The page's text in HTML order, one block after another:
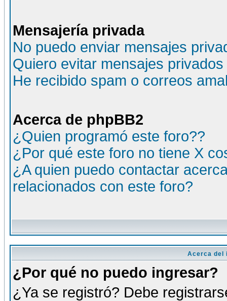
Mensajería privada
No puedo enviar mensajes
Quiero evitar mensajes
He recibido spam o correos
Acerca de phpBB2
¿Quien programó este foro??
¿Por qué este foro no tiene X
¿A quien puedo contactar
relacionados con este foro?
Acerca del
¿Por qué no puedo ingresar?
¿Ya se registró? Debe